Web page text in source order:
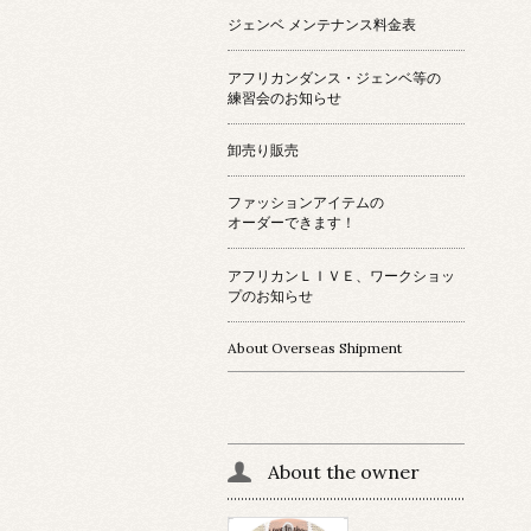
ジェンベ メンテナンス料金表
アフリカンダンス・ジェンベ等の
練習会のお知らせ
卸売り販売
ファッションアイテムの
オーダーできます！
アフリカンＬＩＶＥ、ワークショッ
プのお知らせ
About Overseas Shipment
About the owner